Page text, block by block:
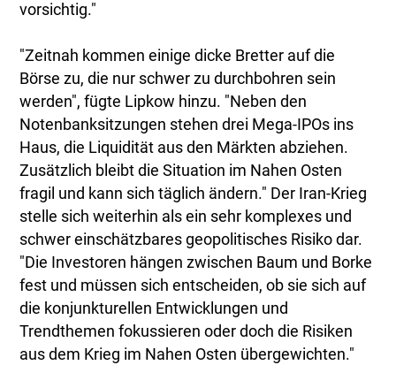
vorsichtig."
"Zeitnah kommen einige dicke Bretter auf die
Börse zu, die nur schwer zu durchbohren sein
werden", fügte Lipkow hinzu. "Neben den
Notenbanksitzungen stehen drei Mega-IPOs ins
Haus, die Liquidität aus den Märkten abziehen.
Zusätzlich bleibt die Situation im Nahen Osten
fragil und kann sich täglich ändern." Der Iran-Krieg
stelle sich weiterhin als ein sehr komplexes und
schwer einschätzbares geopolitisches Risiko dar.
"Die Investoren hängen zwischen Baum und Borke
fest und müssen sich entscheiden, ob sie sich auf
die konjunkturellen Entwicklungen und
Trendthemen fokussieren oder doch die Risiken
aus dem Krieg im Nahen Osten übergewichten."